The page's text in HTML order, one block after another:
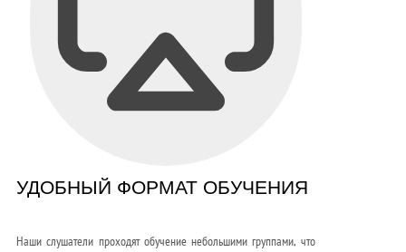
УДОБНЫЙ ФОРМАТ ОБУЧЕНИЯ
Наши слушатели проходят обучение небольшими группами, что